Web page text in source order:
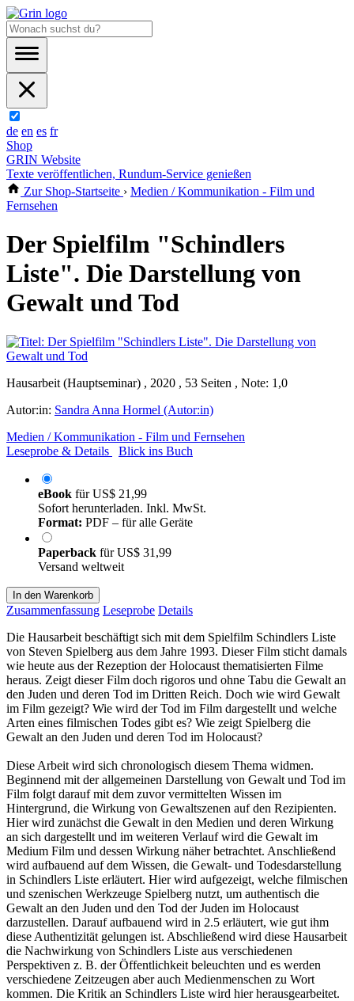
de en es fr
Shop
GRIN Website
Texte veröffentlichen, Rundum-Service genießen
Zur Shop-Startseite › Medien / Kommunikation - Film und
Fernsehen
Der Spielfilm "Schindlers
Liste". Die Darstellung von
Gewalt und Tod
Hausarbeit (Hauptseminar) , 2020 , 53 Seiten , Note: 1,0
Autor:in: Sandra Anna Hormel (Autor:in)
Medien / Kommunikation - Film und Fernsehen
Leseprobe & Details
Blick ins Buch
eBook fürUS$ 21,99
Sofort herunterladen. Inkl. MwSt.
Format: PDF – für alle Geräte
Paperback fürUS$ 31,99
Versand weltweit
In den Warenkorb
Zusammenfassung Leseprobe Details
Die Hausarbeit beschäftigt sich mit dem Spielfilm Schindlers Liste
von Steven Spielberg aus dem Jahre 1993. Dieser Film sticht damals
wie heute aus der Rezeption der Holocaust thematisierten Filme
heraus. Zeigt dieser Film doch rigoros und ohne Tabu die Gewalt an
den Juden und deren Tod im Dritten Reich. Doch wie wird Gewalt
im Film gezeigt? Wie wird der Tod im Film dargestellt und welche
Arten eines filmischen Todes gibt es? Wie zeigt Spielberg die
Gewalt an den Juden und deren Tod im Holocaust?
Diese Arbeit wird sich chronologisch diesem Thema widmen.
Beginnend mit der allgemeinen Darstellung von Gewalt und Tod im
Film folgt darauf mit dem zuvor vermittelten Wissen im
Hintergrund, die Wirkung von Gewaltszenen auf den Rezipienten.
Hier wird zunächst die Gewalt in den Medien und deren Wirkung
an sich dargestellt und im weiteren Verlauf wird die Gewalt im
Medium Film und dessen Wirkung näher betrachtet. Anschließend
wird aufbauend auf dem Wissen, die Gewalt- und Todesdarstellung
in Schindlers Liste erläutert. Hier wird aufgezeigt, welche filmischen
und szenischen Werkzeuge Spielberg nutzt, um authentisch die
Gewalt an den Juden und den Tod der Juden im Holocaust
darzustellen. Darauf aufbauend wird in 2.5 erläutert, wie gut ihm
diese Authentizität gelungen ist. Abschließend wird diese Hausarbeit
die Nachwirkung von Schindlers Liste aus verschiedenen
Perspektiven z. B. der Öffentlichkeit beleuchten und es werden
verschiedene Zeitzeugen aber auch Medienmenschen zu Wort
kommen. Die Kritik an Schindlers Liste wird hier herausgearbeitet.